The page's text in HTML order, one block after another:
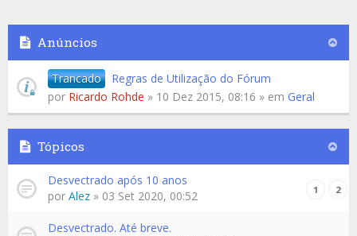
Anúncios
Trancado
Regras de Utilização do Fórum
por Ricardo Rohde » 10 Dez 2015, 08:16 » em Geral
Tópicos
Desvectrado após 10 anos
1 2
por Alez » 03 Set 2020, 00:52
Desvectrado. Até breve.